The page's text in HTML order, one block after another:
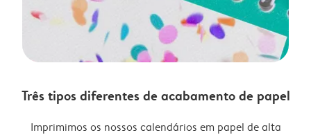
Três tipos diferentes de acabamento de papel
Imprimimos os nossos calendários em papel de alta